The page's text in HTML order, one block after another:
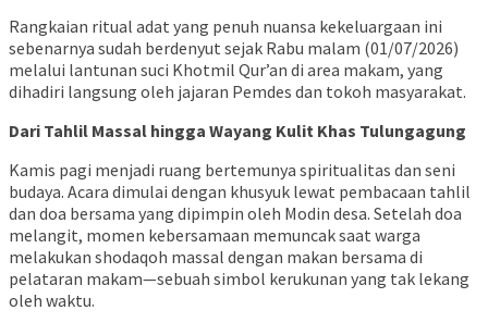
​Rangkaian ritual adat yang penuh nuansa kekeluargaan ini
sebenarnya sudah berdenyut sejak Rabu malam (01/07/2026)
melalui lantunan suci Khotmil Qur’an di area makam, yang
dihadiri langsung oleh jajaran Pemdes dan tokoh masyarakat.
Dari Tahlil Massal hingga Wayang Kulit Khas Tulungagung
​Kamis pagi menjadi ruang bertemunya spiritualitas dan seni
budaya. Acara dimulai dengan khusyuk lewat pembacaan tahlil
dan doa bersama yang dipimpin oleh Modin desa. Setelah doa
melangit, momen kebersamaan memuncak saat warga
melakukan shodaqoh massal dengan makan bersama di
pelataran makam—sebuah simbol kerukunan yang tak lekang
oleh waktu.